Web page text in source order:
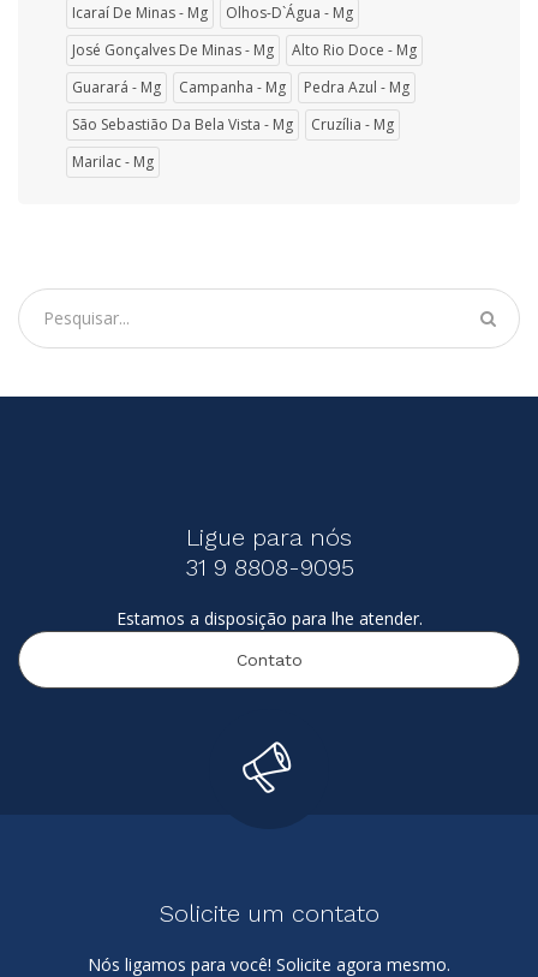
Icaraí De Minas - Mg
Olhos-D`Água - Mg
José Gonçalves De Minas - Mg
Alto Rio Doce - Mg
Guarará - Mg
Campanha - Mg
Pedra Azul - Mg
São Sebastião Da Bela Vista - Mg
Cruzília - Mg
Marilac - Mg
Ligue para nós
31 9 8808-9095
Estamos a disposição para lhe atender.
Contato
Solicite um contato
Nós ligamos para você! Solicite agora mesmo.